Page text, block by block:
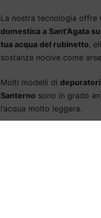
La nostra tecnologia offre
domestica a Sant’Agata
tua acqua del rubinetto,
sostanze nocive come
Molti modelli di depuratori
Santerno sono in grado
l’acqua molto leggera.
avvenire sopra o sotto il